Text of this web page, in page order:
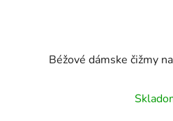
Béžové dámske čižmy